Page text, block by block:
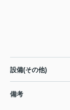
設備(その他)
備考